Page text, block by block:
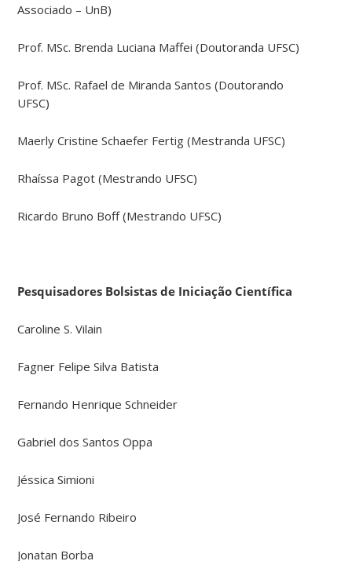
Associado – UnB)
Prof. MSc. Brenda Luciana Maffei (Doutoranda UFSC)
Prof. MSc. Rafael de Miranda Santos (Doutorando
UFSC)
Maerly Cristine Schaefer Fertig (Mestranda UFSC)
Rhaíssa Pagot (Mestrando UFSC)
Ricardo Bruno Boff (Mestrando UFSC)
Pesquisadores Bolsistas de Iniciação Científica
Caroline S. Vilain
Fagner Felipe Silva Batista
Fernando Henrique Schneider
Gabriel dos Santos Oppa
Jéssica Simioni
José Fernando Ribeiro
Jonatan Borba